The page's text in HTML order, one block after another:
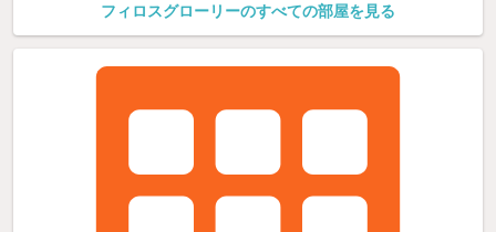
フィロスグローリーのすべての部屋を見る